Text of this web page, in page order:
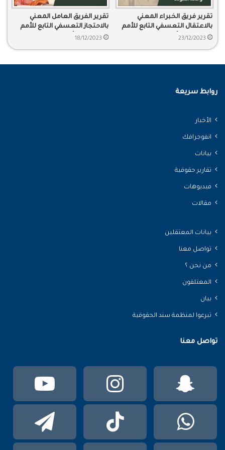
تقرير فريق الخبراء المعني
بالاعتقال التعسفي التابع للأمم
المتحدة بشأن د. سلمان العودة
23/12/2023
تقرير الفريق العامل المعني
بالاحتجاز التعسفي التابع للأمم
المتحدة بشأن د. عوض القرني
18/12/2023
روابط سريعة
الأخبار
انفوجرافك
بيانات
تقارير حقوقية
فيديوهات
مقالات
بيانات المعتقلين
تواصل معنا
من نحن ؟
المعتلقون
بيان
تبرعوا لمنظمة سند الحقوقية
تواصل معنا
انستقرام
سناب
TikTok
واتساب